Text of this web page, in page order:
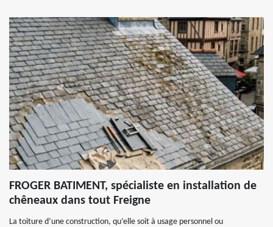
FROGER BATIMENT, spécialiste en installation de
chêneaux dans tout Freigne
La toiture d’une construction, qu’elle soit à usage personnel ou